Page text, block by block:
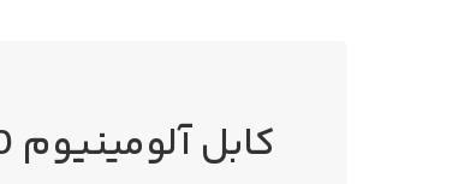
کابل آلومینیوم 240*1 بدون زره 20kv کراسلینک سیمکو NA2XSY